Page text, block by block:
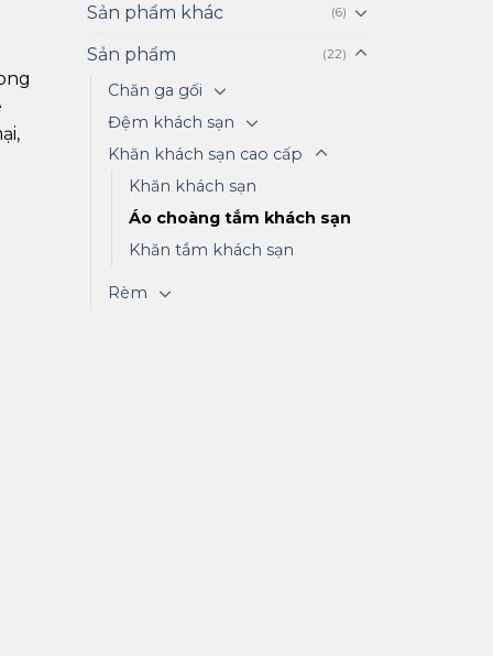
Sản phẩm khác
(6)
Sản phẩm (22)
Chăn ga gối
Đệm khách sạn
Khăn khách sạn cao cấp
Khăn khách sạn
Áo choàng tắm khách sạn
Khăn tắm khách sạn
Rèm